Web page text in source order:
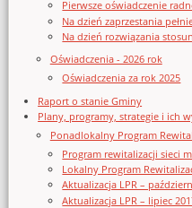
Pierwsze oświadczenie
Na dzień zaprzestania
Na dzień rozwiązania
Oświadczenia - 2026 rok
Oświadczenia za rok 2025
Raport o stanie Gminy
Plany, programy, strategie i ich
Ponadlokalny Program
Program rewitalizacji sieci
Lokalny Program
Aktualizacja LPR –
Aktualizacja LPR – lipiec